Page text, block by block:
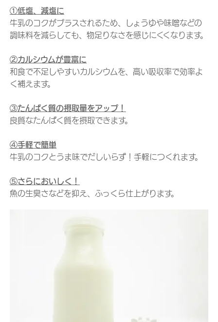
①低塩、減塩に
牛乳のコクがプラスされるため、しょうゆや味噌などの
調味料を減らしても、物足りなさを感じにくくなります。
②カルシウムが豊富に
和食で不足しやすいカルシウムを、高い吸収率で効率よ
く補えます。
③たんぱく質の摂取量をアップ！
良質なたんぱく質を摂取できます。
④手軽で簡単
牛乳のコクとうま味でだしいらず！手軽につくれます。
⑤さらにおいしく！
魚の生臭さなどを抑え、ふっくら仕上がります。